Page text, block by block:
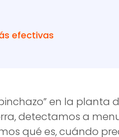
efectivas
en la planta
detectamos a
qué es, cuándo